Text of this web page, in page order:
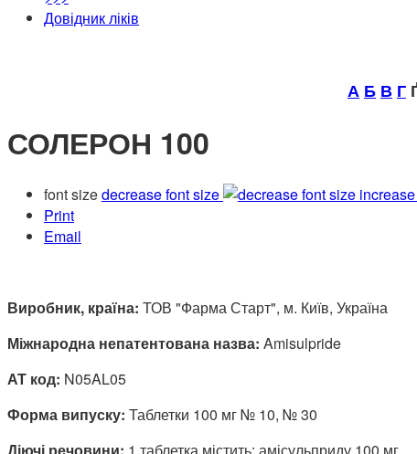
Довідник ліків
А Б В Г
СОЛЕРОН 100
font sizedecrease font size
Print
Email
Виробник, країна: ТОВ "Фарма Старт", м. Київ, Україна
Міжнародна непатентована назва: Amisulpride
АТ код: N05AL05
Форма випуску: Таблетки 100 мг № 10, № 30
Діючі речовини: 1 таблетка містить: амісульприду 100 мг